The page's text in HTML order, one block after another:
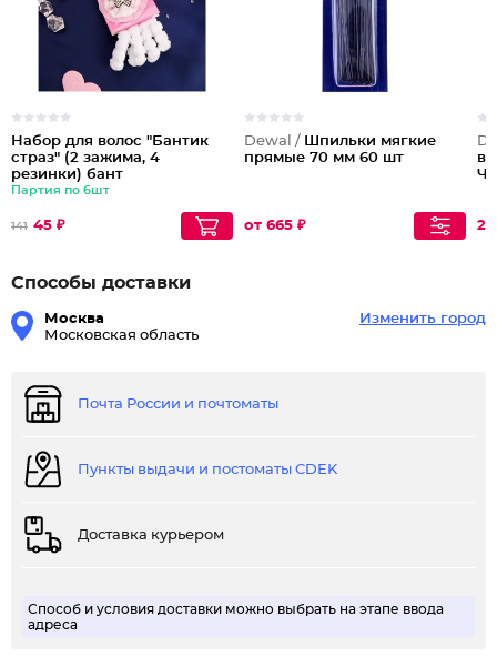
Набор для волос "Бантик
страз" (2 зажима, 4
резинки) бант
Партия по 6шт
141 45 ₽
Dewal / Шпильки мягкие
прямые 70 мм 60 шт
от 665 ₽
Способы доставки
Москва
Московская область
Изменить город
Почта России и почтоматы
Пункты выдачи и постоматы CDEK
Доставка курьером
Способ и условия доставки можно выбрать на этапе ввода
адреса